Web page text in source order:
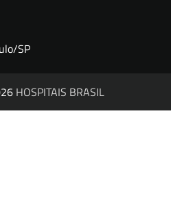
SP
HOSPITAIS BRASIL